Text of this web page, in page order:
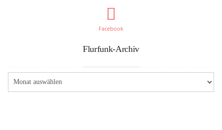
Facebook
Flurfunk-Archiv